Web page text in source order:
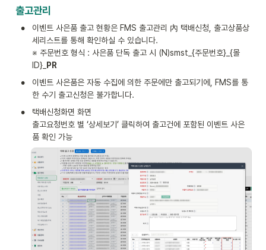
출고관리
•
이벤트 사은품 출고 현황은 FMS 출고관리 內 택배신청, 출고상품상
세리스트를 통해 확인하실 수 있습니다.
※ 주문번호 형식 : 사은품 단독 출고 시 (N)smst_{주문번호}_{몰
ID}_ PR
•
이벤트 사은품은 자동 수집에 의한 주문에만 출고되기에, FMS를 통
한 수기 출고신청은 불가합니다.
•
택배신청화면 화면
출고요청번호 별 ‘상세보기’ 클릭하여 출고건에 포함된 이벤트 사은
품 확인 가능